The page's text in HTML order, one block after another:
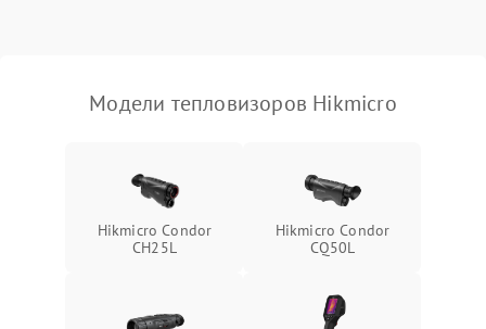
Модели тепловизоров Hikmicro
Hikmicro Condor
CH25L
Hikmicro Condor
CQ50L